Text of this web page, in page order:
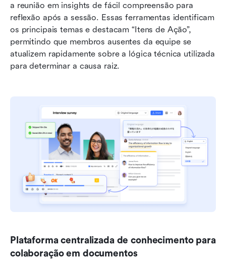
a reunião em insights de fácil compreensão para
reflexão após a sessão. Essas ferramentas identificam
os principais temas e destacam “Itens de Ação”,
permitindo que membros ausentes da equipe se
atualizem rapidamente sobre a lógica técnica utilizada
para determinar a causa raiz.
Plataforma centralizada de conhecimento para
colaboração em documentos